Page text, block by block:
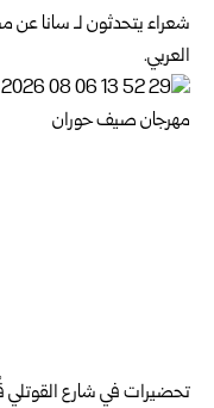
شعراء يتحدثون لـ سانا
العربي.
تحضيرات في شارع